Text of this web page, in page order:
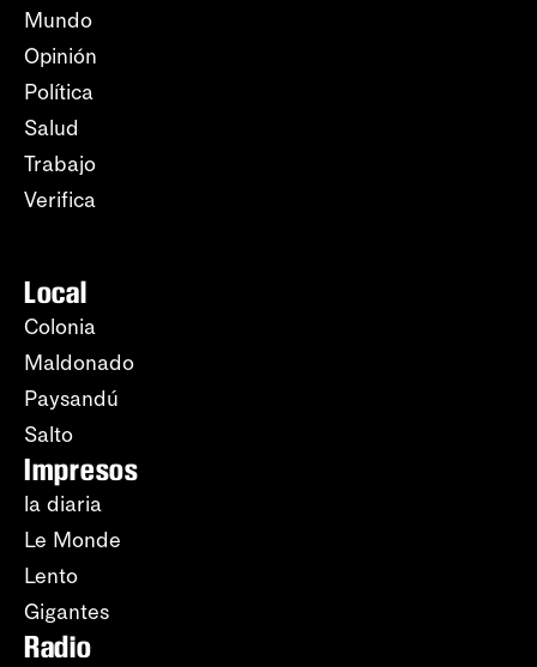
Mundo
Opinión
Política
Salud
Trabajo
Verifica
Local
Colonia
Maldonado
Paysandú
Salto
Impresos
la diaria
Le Monde
Lento
Gigantes
Radio